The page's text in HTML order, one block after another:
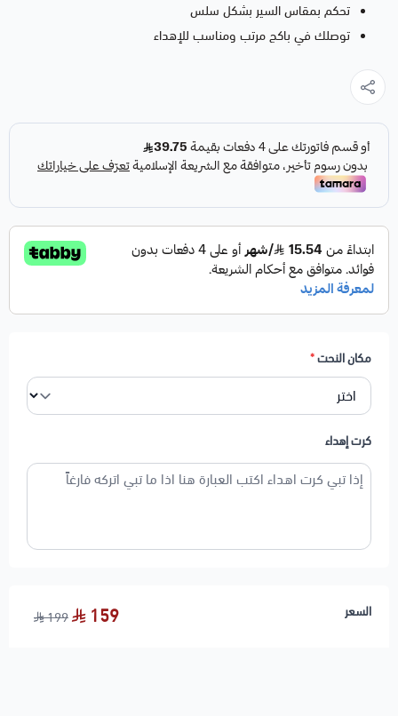
تحكم بمقاس السير بشكل سلس
توصلك في باكج مرتب ومناسب للإهداء
مكان النحت*
كرت إهداء
السعر 159
199